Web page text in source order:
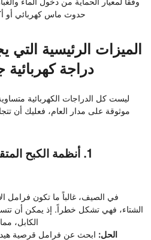
حدوث ماس كهربائي أو
الميزات الرئيسية
دراجة
ليست كل الدراجات الكهربائية
موثوقة على مدار العام، فعليك أن
1. أنظمة الكبح
في الصيف، غالباً ما تكون فرامل
الشتاء، فهي تشكل خطراً. إذ يمكن أن
الكابل،
الحل: ابحث عن فرامل قرصية